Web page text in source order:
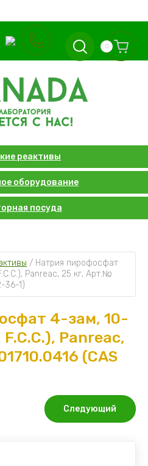
реактивы
оборудование
посуда
0
/ Натрия пирофосфат
Panreac, 25 кг, Арт.№
36-1)
4-зам, 10-
Panreac,
(CAS
Следующий